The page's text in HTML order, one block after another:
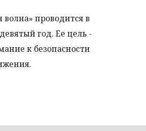
проводится в
год. Ее цель -
к безопасности